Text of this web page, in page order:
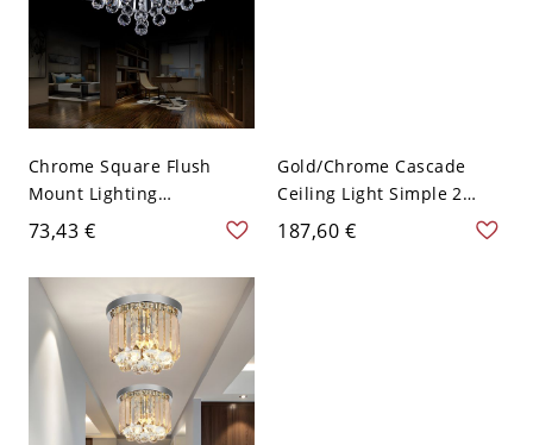
Chrome Square Flush
Mount Lighting
Contemporary 2 Bulbs
Crystal Orb Ceiling Light
Fixture - Chrom 110V-120V
73,43 €
Gold/Chrome Cascade
Ceiling Light Simple 2
Heads Crystal Rectangle
Flush Mount Lamp for
187,60 €